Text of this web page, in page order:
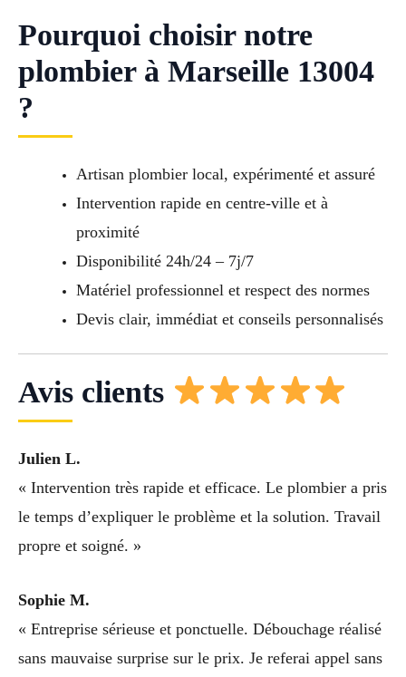
Pourquoi choisir notre
plombier à Marseille 13004
?
Artisan plombier local, expérimenté et assuré
Intervention rapide en centre-ville et à
proximité
Disponibilité 24h/24 – 7j/7
Matériel professionnel et respect des normes
Devis clair, immédiat et conseils personnalisés
Avis clients
Julien L.
« Intervention très rapide et efficace. Le plombier a pris
le temps d’expliquer le problème et la solution. Travail
propre et soigné. »
Sophie M.
« Entreprise sérieuse et ponctuelle. Débouchage réalisé
sans mauvaise surprise sur le prix. Je referai appel sans